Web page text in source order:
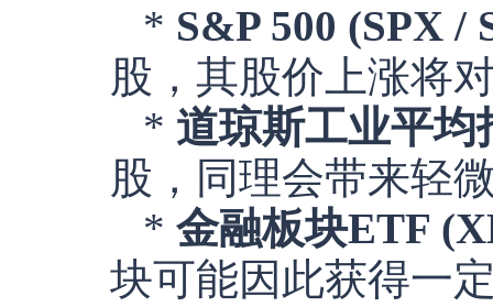
* S&P 500 (SPX /
股，其股价上涨将
* 道琼斯工业平
股，同理会带来轻
* 金融板块ETF
块可能因此获得一